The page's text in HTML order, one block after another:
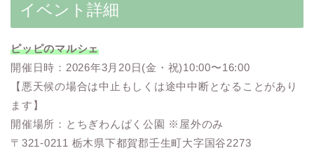
イベント詳細
ピッピのマルシェ
開催日時：2026年3月20日(金・祝)10:00〜16:00
【悪天候の場合は中止もしくは途中中断となることがあり
ます】
開催場所：とちぎわんぱく公園 ※屋外のみ
〒321-0211 栃木県下都賀郡壬生町大字国谷2273